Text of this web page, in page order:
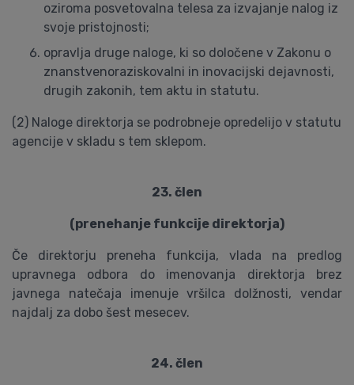
oziroma posvetovalna telesa za izvajanje nalog iz
svoje pristojnosti;
opravlja druge naloge, ki so določene v Zakonu o
znanstvenoraziskovalni in inovacijski dejavnosti,
drugih zakonih, tem aktu in statutu.
(2) Naloge direktorja se podrobneje opredelijo v statutu
agencije v skladu s tem sklepom.
23. člen
(prenehanje funkcije direktorja)
Če direktorju preneha funkcija, vlada na predlog
upravnega odbora do imenovanja direktorja brez
javnega natečaja imenuje vršilca dolžnosti, vendar
najdalj za dobo šest mesecev.
24. člen